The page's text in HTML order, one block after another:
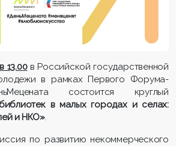
13.00в Российской государственной
в рамках Первого Форума-
состоится круглый
в малых городах и селах:
и НКО».
по развитию некоммерческого